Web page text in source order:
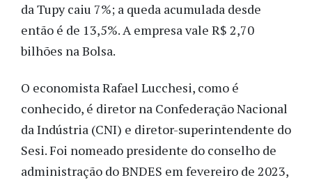
da Tupy caiu 7%; a queda acumulada desde
então é de 13,5%. A empresa vale R$ 2,70
bilhões na Bolsa.
O economista Rafael Lucchesi, como é
conhecido, é diretor na Confederação Nacional
da Indústria (CNI) e diretor-superintendente do
Sesi. Foi nomeado presidente do conselho de
administração do BNDES em fevereiro de 2023,